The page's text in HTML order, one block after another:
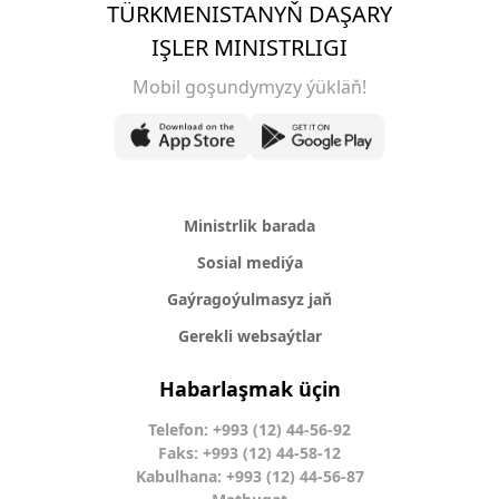
TÜRKMENISTANYŇ DAŞARY
IŞLER MINISTRLIGI
Mobil goşundymyzy ýükläň!
Ministrlik barada
Sosial mediýa
Gaýragoýulmasyz jaň
Gerekli websaýtlar
Habarlaşmak üçin
Telefon: +993 (12) 44-56-92
Faks: +993 (12) 44-58-12
Kabulhana: +993 (12) 44-56-87